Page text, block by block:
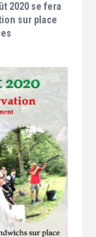
2020 se fera
sur place